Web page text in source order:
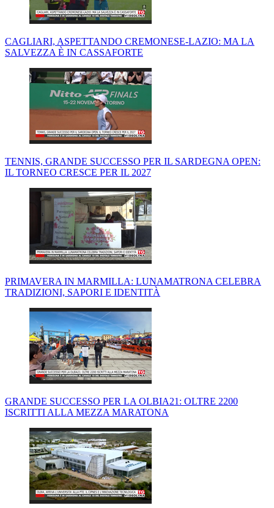
CAGLIARI, ASPETTANDO CREMONESE-LAZIO: MA LA
SALVEZZA È IN CASSAFORTE
TENNIS, GRANDE SUCCESSO PER IL SARDEGNA OPEN:
IL TORNEO CRESCE PER IL 2027
PRIMAVERA IN MARMILLA: LUNAMATRONA CELEBRA
TRADIZIONI, SAPORI E IDENTITÀ
GRANDE SUCCESSO PER LA OLBIA21: OLTRE 2200
ISCRITTI ALLA MEZZA MARATONA